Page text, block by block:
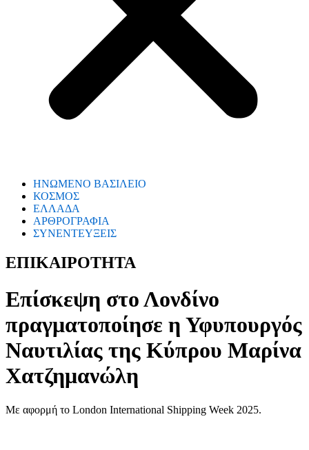
ΗΝΩΜΕΝΟ ΒΑΣΙΛΕΙΟ
ΚΟΣΜΟΣ
ΕΛΛΑΔΑ
ΑΡΘΡΟΓΡΑΦΙΑ
ΣΥΝΕΝΤΕΥΞΕΙΣ
ΕΠΙΚΑΙΡΟΤΗΤΑ
Επίσκεψη στο Λονδίνο
πραγματοποίησε η Υφυπουργός
Ναυτιλίας της Κύπρου Μαρίνα
Χατζημανώλη
Με αφορμή το London International Shipping Week 2025.